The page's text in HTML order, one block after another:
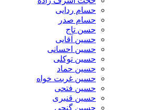
حسام ردایی
حسام صدر
حسن تاج
حسین آقایی
حسین احسانی
حسین توکلی
حسین حماد
حسین غربت خواه
حسین فتحی
حسین قنبری
حسین گنجی